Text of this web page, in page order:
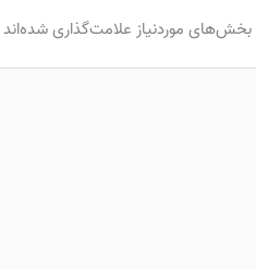
بخش‌های موردنیاز علامت‌گذاری شده‌اند